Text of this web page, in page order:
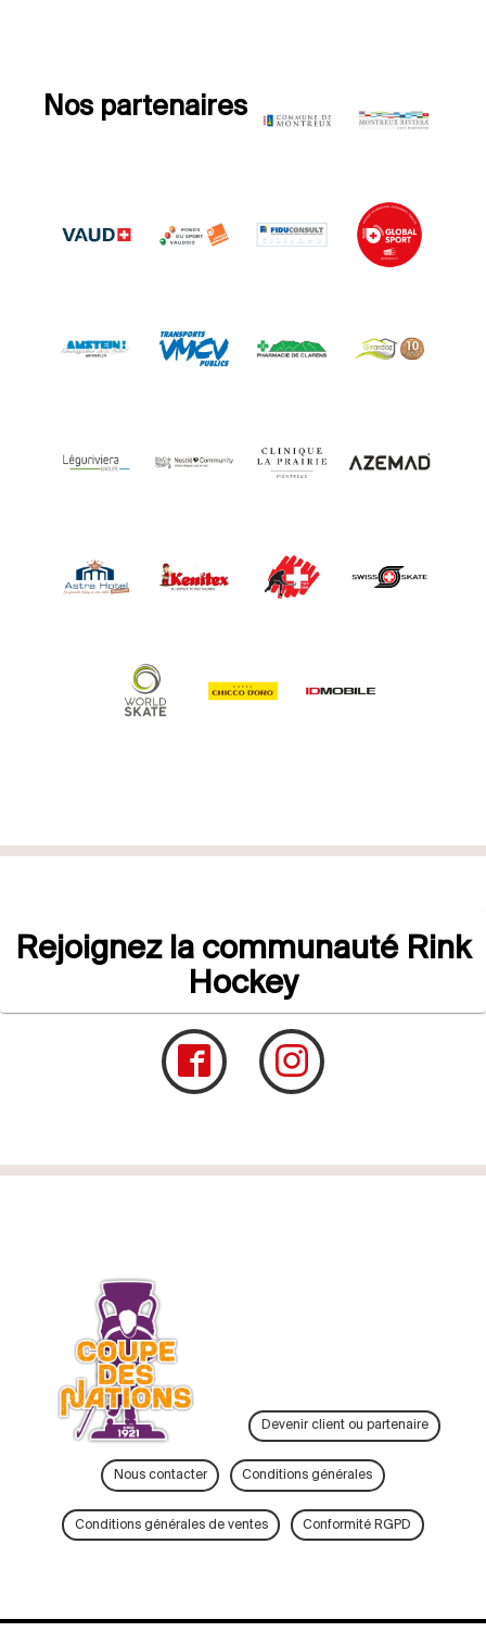
Nos partenaires
Rejoignez la communauté Rink
Hockey
Devenir client ou partenaire
Nous contacter Conditions générales
Conditions générales de ventes Conformité RGPD